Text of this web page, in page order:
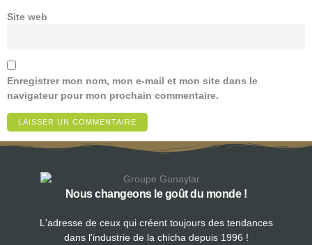
Site web
Enregistrer mon nom, mon e-mail et mon site dans le
navigateur pour mon prochain commentaire.
Nous changeons le goût du monde !
L'adresse de ceux qui créent toujours des tendances
dans l'industrie de la chicha depuis 1996 !